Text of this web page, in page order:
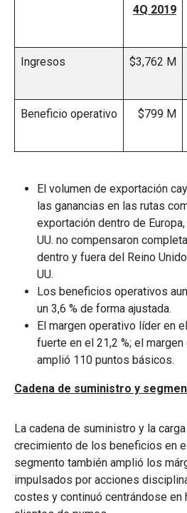
4Q 2019
Ingresos $3,762 M
Beneficio operativo $799 M
El volumen de exportación
las ganancias en las rutas
exportación dentro de
UU. no compensaron
dentro y fuera del Reino
UU.
Los beneficios operativos
un 3,6 % de forma ajustada.
El margen operativo líder en
fuerte en el 21,2 %; el
amplió 110 puntos básicos.
Cadena de suministro y
La cadena de suministro y la
crecimiento de los beneficios en
segmento también amplió los
impulsados por acciones
costes y continuó centrándose en